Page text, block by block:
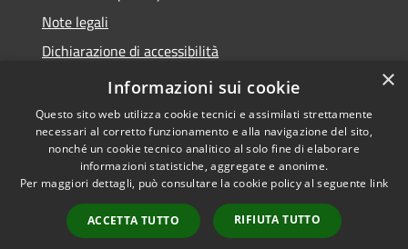
Note legali
Dichiarazione di accessibilità
Statistiche Web
Accessibilità
Copyright © 2026 • Comune di
Calenzano • Powered by
Municipium•
Accesso
redazione
×
Informazioni sui cookie
Questo sito web utilizza cookie tecnici e assimilati strettamente
necessari al corretto funzionamento e alla navigazione del sito,
nonché un cookie tecnico analitico al solo fine di elaborare
informazioni statistiche, aggregate e anonime.
Per maggiori dettagli, può consultare la cookie policy al seguente link
ACCETTA TUTTO RIFIUTA TUTTO